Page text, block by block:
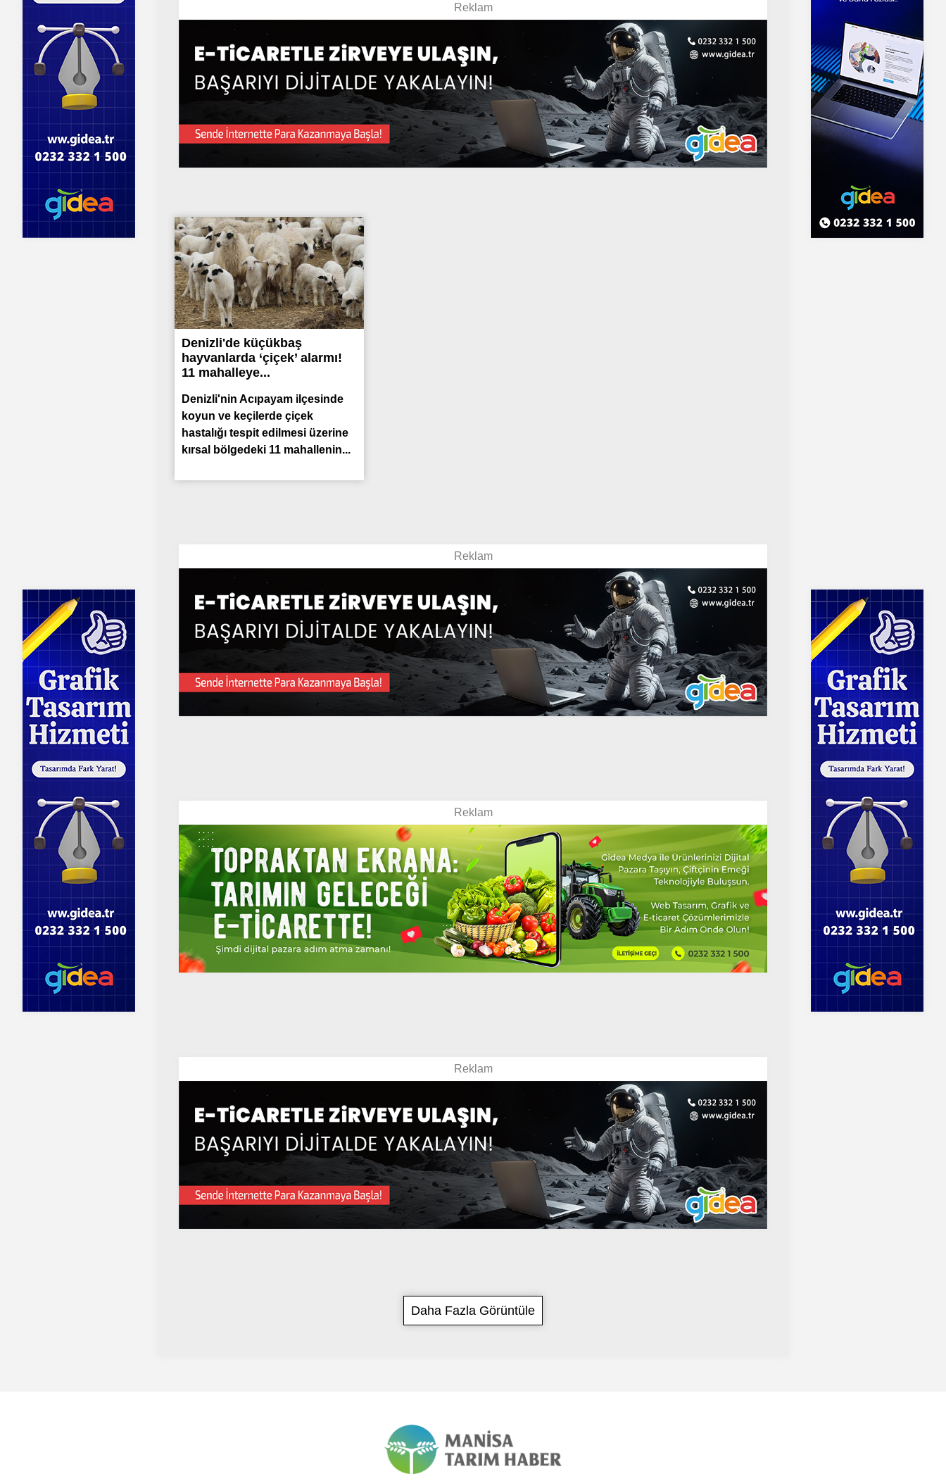
Denizli'de küçükbaş
hayvanlarda ‘çiçek’ alarmı!
11 mahalleye...
Denizli'nin Acıpayam ilçesinde
koyun ve keçilerde çiçek
hastalığı tespit edilmesi üzerine
kırsal bölgedeki 11 mahallenin...
Daha Fazla Görüntüle